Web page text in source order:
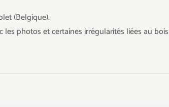
(Belgique).
photos et certaines irrégularités liées au bois